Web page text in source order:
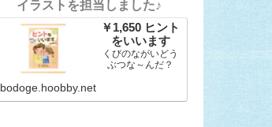
イラストを担当しました♪
￥1,650 ヒント
をいいます
くびのながいどう
ぶつな～んだ？
bodoge.hoobby.net